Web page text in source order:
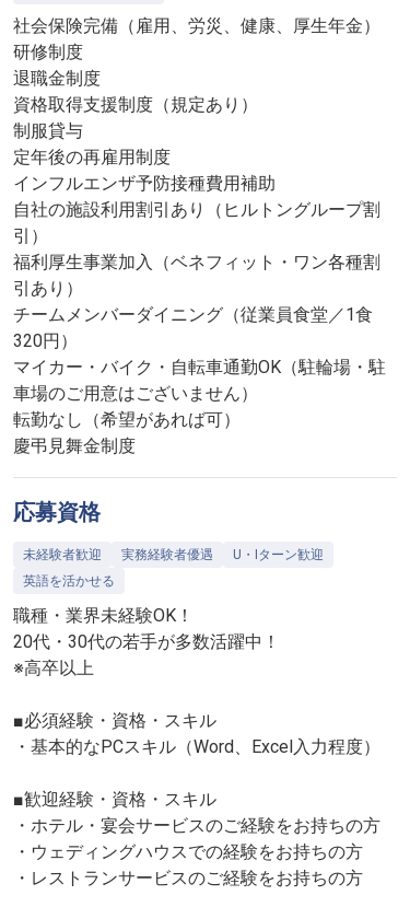
社会保険完備（雇用、労災、健康、厚生年金）
研修制度
退職金制度
資格取得支援制度（規定あり）
制服貸与
定年後の再雇用制度
インフルエンザ予防接種費用補助
自社の施設利用割引あり（ヒルトングループ割
引）
福利厚生事業加入（ベネフィット・ワン各種割
引あり）
チームメンバーダイニング（従業員食堂／1食
320円）
マイカー・バイク・自転車通勤OK（駐輪場・駐
車場のご用意はございません）
転勤なし（希望があれば可）
慶弔見舞金制度
応募資格
未経験者歓迎 実務経験者優遇
U・Iターン歓迎
英語を活かせる
職種・業界未経験OK！
20代・30代の若手が多数活躍中！
※高卒以上
■必須経験・資格・スキル
・基本的なPCスキル（Word、Excel入力程度）
■歓迎経験・資格・スキル
・ホテル・宴会サービスのご経験をお持ちの方
・ウェディングハウスでの経験をお持ちの方
・レストランサービスのご経験をお持ちの方